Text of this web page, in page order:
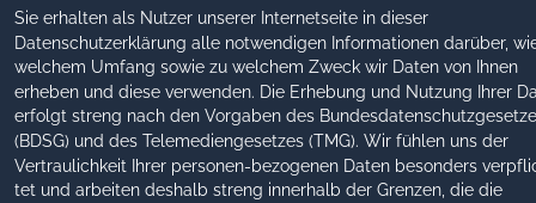
Sie erhalten als Nutzer unserer Internetseite in dieser
Datenschutzerklärung alle notwendigen Informationen darüber,
welchem Umfang sowie zu welchem Zweck wir Daten von Ihnen
erheben und diese verwenden. Die Erhebung und Nutzung Ihrer
erfolgt streng nach den Vorgaben des
(BDSG) und des Telemediengesetzes (TMG). Wir fühlen uns der
Vertraulichkeit Ihrer personen-bezogenen Daten besonders
tet und arbeiten deshalb streng innerhalb der Grenzen, die die